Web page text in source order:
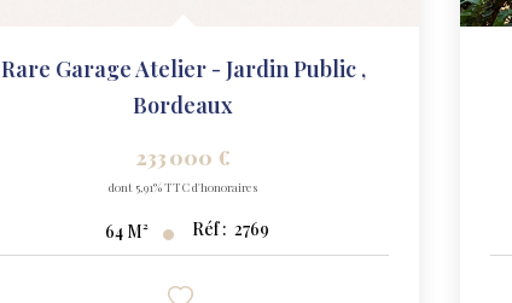
Rare Garage Atelier - Jardin Public ,
Bordeaux
233 000 €
dont 5,91% TTC d'honoraires
64 M² Réf : 2769